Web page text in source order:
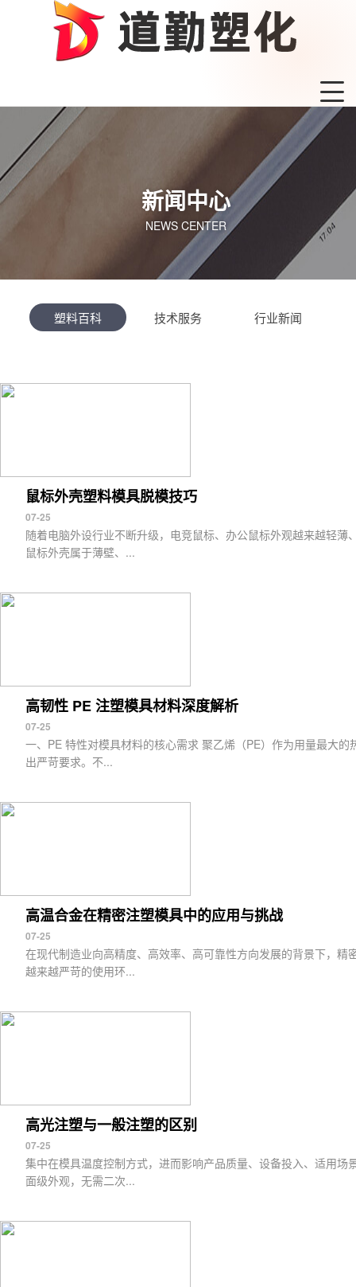
新闻中心
NEWS CENTER
塑料百科 技术服务 行业新闻
鼠标外壳塑料模具脱模技巧
07-25
随着电脑外设行业不断升级，电竞鼠标、办公鼠标外观越来越轻
鼠标外壳属于薄壁、...
高韧性 PE 注塑模具材料深度解析
07-25
一、PE 特性对模具材料的核心需求 聚乙烯（PE）作为用量最大
出严苛要求。不...
高温合金在精密注塑模具中的应用与挑战
07-25
在现代制造业向高精度、高效率、高可靠性方向发展的背景下，
越来越严苛的使用环...
高光注塑与一般注塑的区别
07-25
集中在模具温度控制方式，进而影响产品质量、设备投入、适用
面级外观，无需二次...